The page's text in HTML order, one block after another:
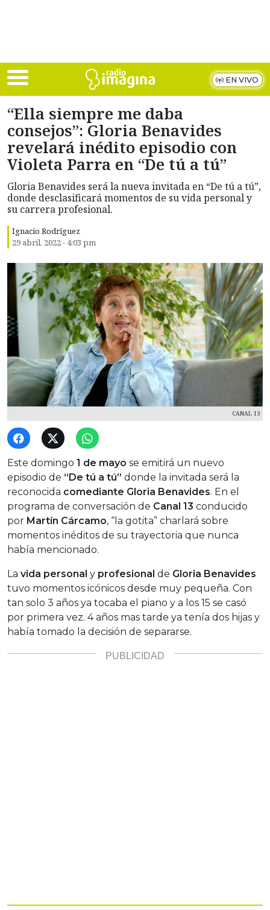
EN VIVO
“Ella siempre me daba
consejos”: Gloria Benavides
revelará inédito episodio con
Violeta Parra en “De tú a tú”
Gloria Benavides será la nueva invitada en “De tú a tú”,
donde desclasificará momentos de su vida personal y
su carrera profesional.
Ignacio Rodríguez
29 abril, 2022 - 4:03 pm
CANAL 13
Este domingo 1 de mayo se emitirá un nuevo
episodio de “De tú a tú” donde la invitada será la
reconocida comediante Gloria Benavides. En el
programa de conversación de Canal 13 conducido
por Martín Cárcamo, “la gotita” charlará sobre
momentos inéditos de su trayectoria que nunca
había mencionado.
La vida personal y profesional de Gloria Benavides
tuvo momentos icónicos desde muy pequeña. Con
tan solo 3 años ya tocaba el piano y a los 15 se casó
por primera vez. 4 años mas tarde ya tenía dos hijas y
había tomado la decisión de separarse.